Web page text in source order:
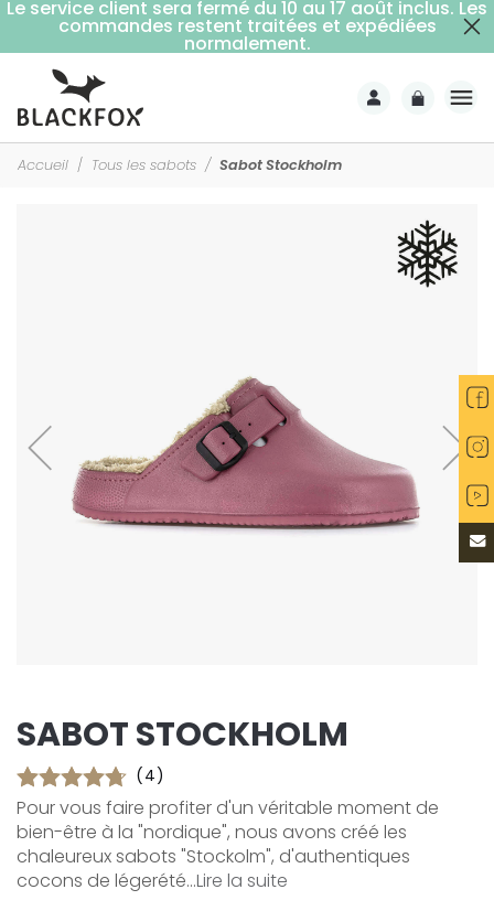
Livraison offerte dès 59€ d'achats (point relais)
Accueil Tous les sabots Sabot Stockholm
SABOT STOCKHOLM
(4)
Pour vous faire profiter d'un véritable moment de
bien-être à la "nordique", nous avons créé les
chaleureux sabots "Stockolm", d'authentiques
cocons de légerété...Lire la suite
Le service client sera fermé du 10 au 17 août inclus. Les
commandes restent traitées et expédiées
normalement.